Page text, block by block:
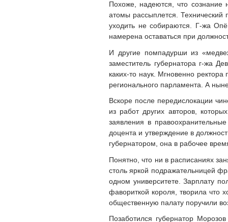
Похоже, надеются, что сознание
атомы рассыплется.
уходить не собираются. Г-жа
намерена оставаться при
И другие помпадурши из
заместитель губернатора г-жа
каких-то наук. Мгновенно
регионального парламента. А
Вскоре после передислокации
из работ других авторов,
заявления в
доцента и утверждение в
губернатором, она в рабочее
Понятно, что ни в расписаниях
столь яркой подражательницей
одном университете. Зарплату
фавориткой короля, творила что
общественную палату поручили
Позаботился губернатор